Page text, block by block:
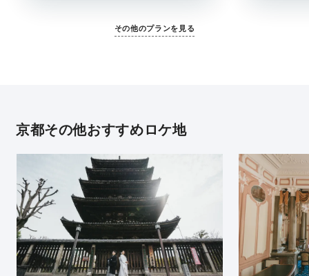
その他のプランを見る
京都その他おすすめロケ地